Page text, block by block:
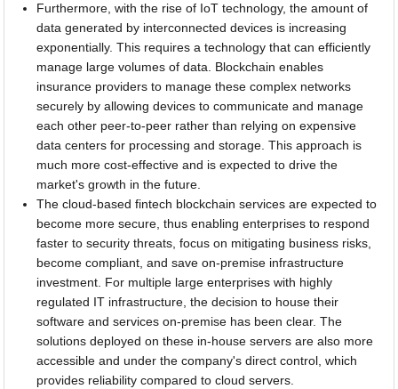
Furthermore, with the rise of IoT technology, the amount of
data generated by interconnected devices is increasing
exponentially. This requires a technology that can efficiently
manage large volumes of data. Blockchain enables
insurance providers to manage these complex networks
securely by allowing devices to communicate and manage
each other peer-to-peer rather than relying on expensive
data centers for processing and storage. This approach is
much more cost-effective and is expected to drive the
market's growth in the future.
The cloud-based fintech blockchain services are expected to
become more secure, thus enabling enterprises to respond
faster to security threats, focus on mitigating business risks,
become compliant, and save on-premise infrastructure
investment. For multiple large enterprises with highly
regulated IT infrastructure, the decision to house their
software and services on-premise has been clear. The
solutions deployed on these in-house servers are also more
accessible and under the company's direct control, which
provides reliability compared to cloud servers.